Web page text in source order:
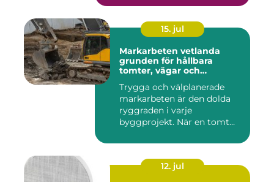
15. jul
Markarbeten vetlanda
grunden för hållbara
tomter, vägar och
Trygga och välplanerade
markarbeten är den dolda
ryggraden i varje
byggprojekt. När en tomt
12. jul